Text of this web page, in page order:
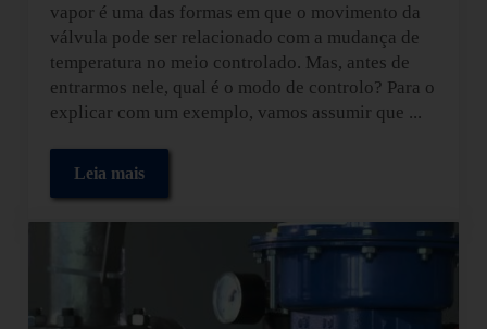
vapor é uma das formas em que o movimento da
válvula pode ser relacionado com a mudança de
temperatura no meio controlado. Mas, antes de
entrarmos nele, qual é o modo de controlo? Para o
explicar com um exemplo, vamos assumir que ...
Leia maisModo de controle tudo ou nada para sistemas de